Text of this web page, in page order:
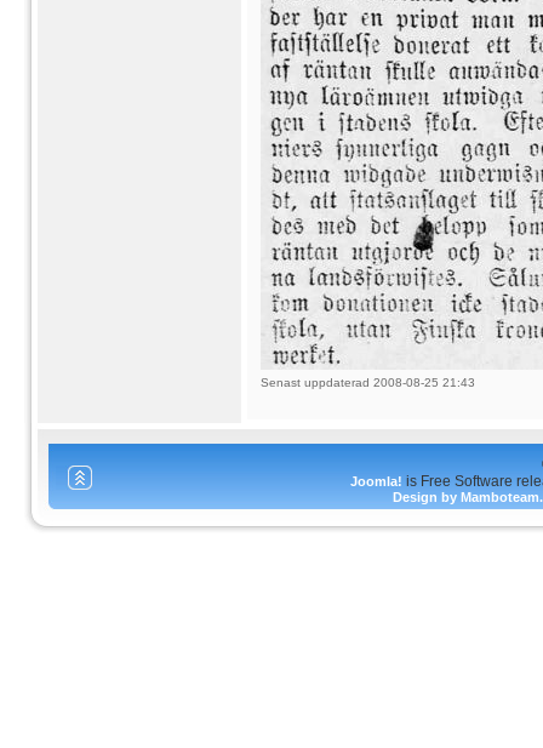
Senast uppdaterad 2008-08-25 21:43
Joomla! is Free Software
Design by